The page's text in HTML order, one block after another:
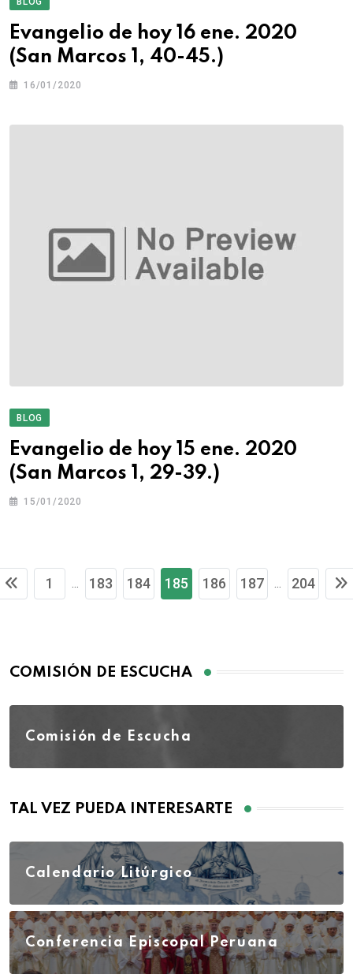
Evangelio de hoy 16 ene. 2020
(San Marcos 1, 40-45.)
16/01/2020
BLOG
Evangelio de hoy 15 ene. 2020
(San Marcos 1, 29-39.)
15/01/2020
1 ... 183 184 185 186 187 ... 204
COMISIÓN DE ESCUCHA
Comisión de Escucha
TAL VEZ PUEDA INTERESARTE
Calendario Litúrgico
Conferencia Episcopal Peruana